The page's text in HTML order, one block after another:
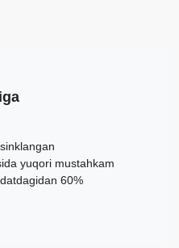
yuqori mustahkam
60%